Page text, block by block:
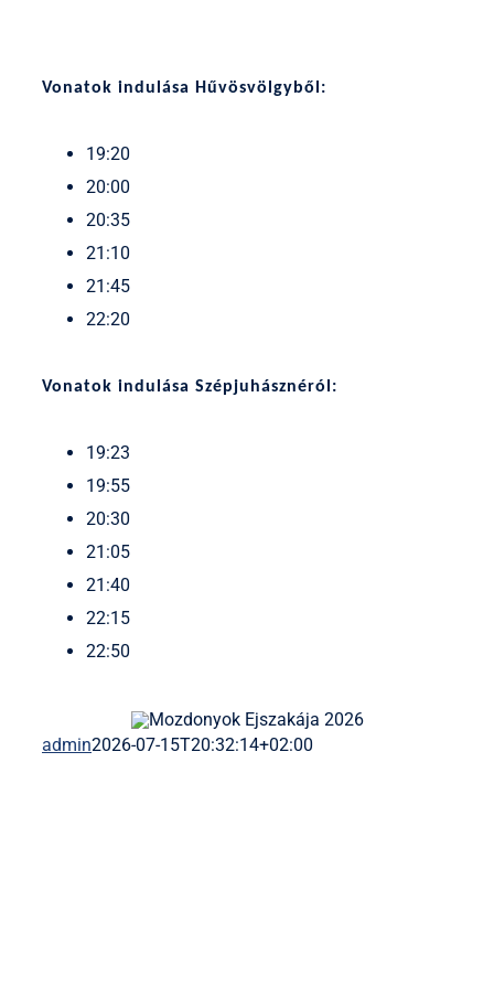
Vonatok indulása Hűvösvölgyből:
19:20
20:00
20:35
21:10
21:45
22:20
Vonatok indulása Szépjuhásznéról:
19:23
19:55
20:30
21:05
21:40
22:15
22:50
admin2026-07-15T20:32:14+02:00